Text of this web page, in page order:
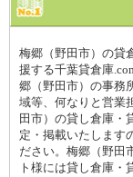
梅郷（野田市）の貸
援する千葉貸倉庫
郷（野田市）の事務
域等、何なりと営業
田市）の貸し倉庫・
定・掲載いたします
ださい。梅郷（野田
ト様には貸し倉庫・